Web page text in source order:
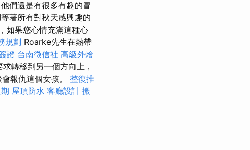
們還是有很多有趣的冒
著所有對秋天感興趣的
如果您心情充滿這種心
規劃 Roarke先生在熱帶
證 台南徵信社 高級外燴
轉移到另一個方向上，
報仇這個女孩。 整復推
屋頂防水 客廳設計 搬